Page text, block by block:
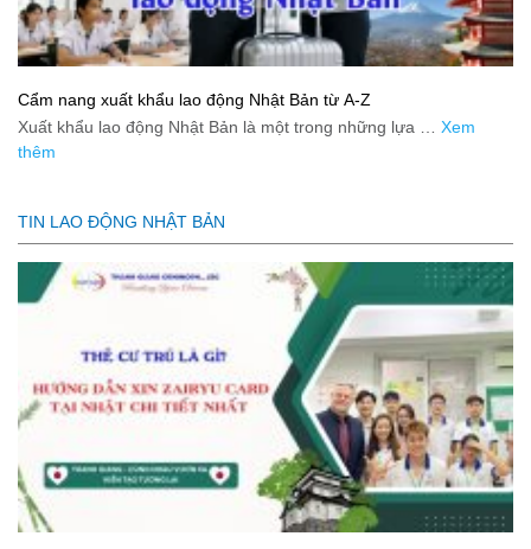
Cẩm nang xuất khẩu lao động Nhật Bản từ A-Z
Xuất khẩu lao động Nhật Bản là một trong những lựa … Xem
thêm
TIN LAO ĐỘNG NHẬT BẢN